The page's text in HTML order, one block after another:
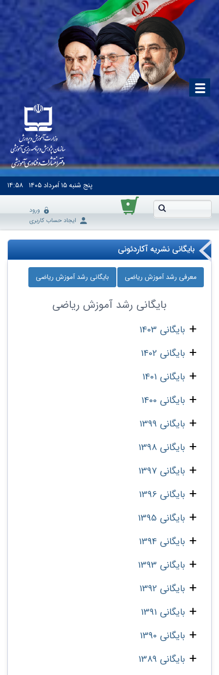
پنج شنبه۱۵ اَمرداد ۱۴۰۵ ۱۴:۵۸
۰
ورود
ایجاد حساب کاربری
بایگانی نشریه آکاردئونی
معرفی رشد آموزش ریاضی بایگانی رشد آموزش ریاضی
بایگانی رشد آموزش ریاضی
بایگانی 1403
بایگانی 1402
بایگانی 1401
بایگانی 1400
بایگانی 1399
بایگانی 1398
بایگانی 1397
بایگانی 1396
بایگانی 1395
بایگانی 1394
بایگانی 1393
بایگانی 1392
بایگانی 1391
بایگانی 1390
بایگانی 1389